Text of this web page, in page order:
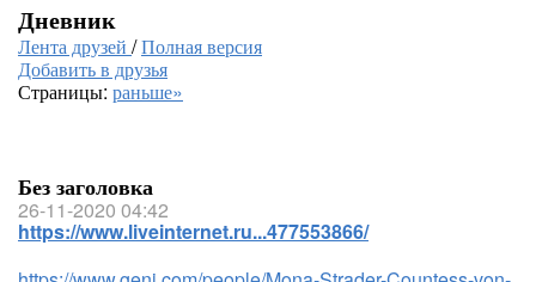
Дневник
Лента друзей /Полная версия
Добавить в друзья
Страницы: раньше»
Без заголовка
26-11-2020 04:42
https://www.liveinternet.ru...477553866/